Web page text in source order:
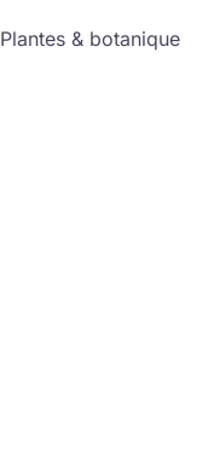
Plantes & botanique